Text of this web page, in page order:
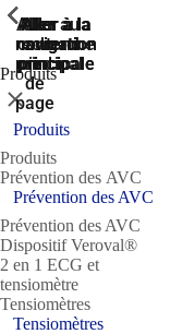
Aller à la
recherche
Aller à la
navigation
principale
Aller à la
navigation
principale
Aller au
contenu
principal
Aller
au
pied
de
page
Produits
ShowPrevious
Fermer
Produits
Produits
Prévention des AVC
ShowPrevious
Prévention des AVC
Prévention des AVC
Dispositif Veroval®
2 en 1 ECG et
tensiomètre
Tensiomètres
ShowPrevious
Tensiomètres
ShowPrevious
ShowPrevious
ShowPrevious
ShowPrevious